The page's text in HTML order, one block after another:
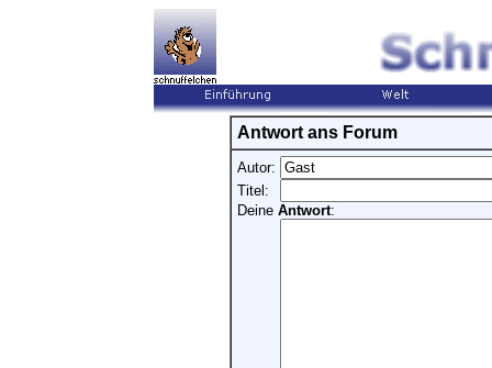
Antwort ans Forum
Autor:
Titel:
Deine Antwort: